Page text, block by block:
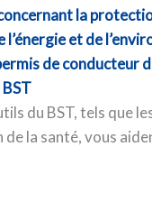
la
l’énergie et de
de conducteur
du BST, tels que
la santé, vous